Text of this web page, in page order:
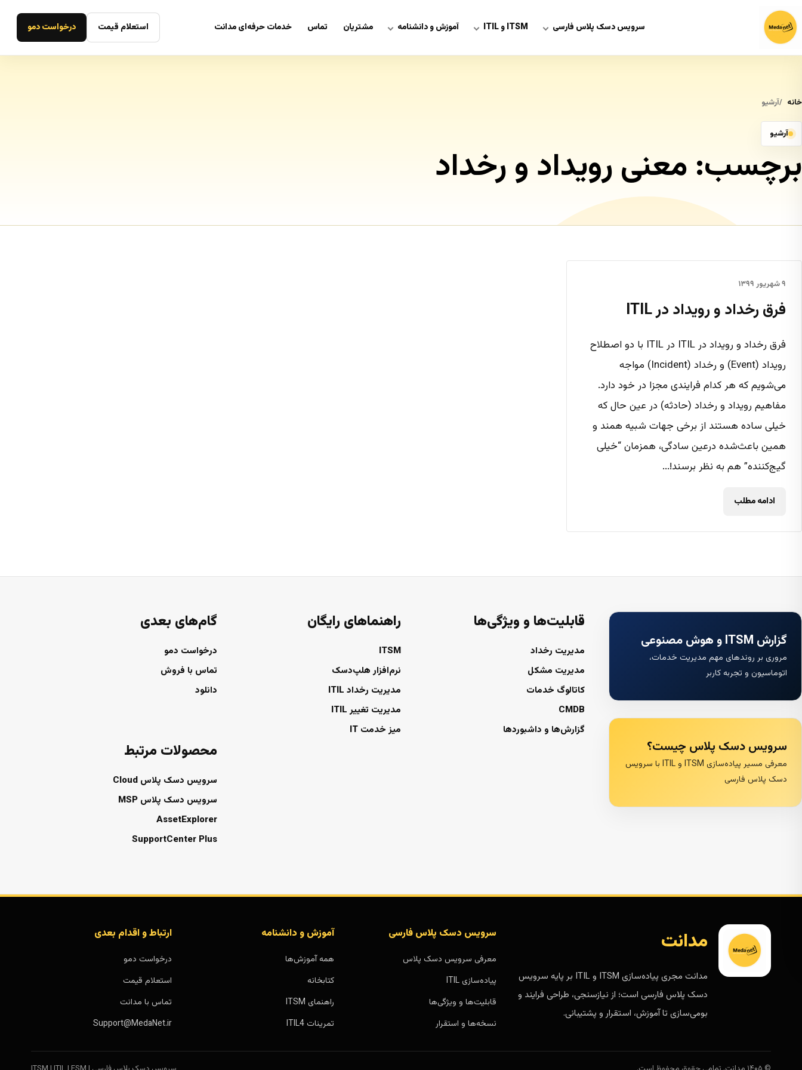
سرویس دسک پلاس فارسی ITSM و ITIL آموزش و دانشنامه مشتریان تماس خدمات حرفه‌ای مدانت استعلام قیمت درخواست دمو
خانه آرشیو
آرشیو
برچسب: معنی رویداد و رخداد
۹ شهریور ۱۳۹۹
فرق رخداد و رویداد در ITIL
فرق رخداد و رویداد در ITIL در ITIL با دو اصطلاح
رویداد (Event) و رخداد (Incident) مواجه
می‌شویم که هر کدام فرایندی مجزا در خود دارد.
مفاهیم رویداد و رخداد (حادثه) در عین حال که
خیلی ساده‌ هستند از برخی جهات شبیه همند و
همین باعث‌شده درعین سادگی، همزمان “خیلی
گیج‌کننده” هم به نظر برسند!...
ادامه مطلب
گزارش ITSM و هوش مصنوعی
مروری بر روندهای مهم مدیریت خدمات،
اتوماسیون و تجربه کاربر
سرویس دسک پلاس چیست؟
معرفی مسیر پیاده‌سازی ITSM و ITIL با سرویس
دسک پلاس فارسی
قابلیت‌ها و ویژگی‌ها
مدیریت رخداد
مدیریت مشکل
کاتالوگ خدمات
CMDB
گزارش‌ها و داشبوردها
راهنماهای رایگان
ITSM
نرم‌افزار هلپ‌دسک
مدیریت رخداد ITIL
مدیریت تغییر ITIL
میز خدمت IT
گام‌های بعدی
درخواست دمو
تماس با فروش
دانلود
محصولات مرتبط
سرویس دسک پلاس Cloud
سرویس دسک پلاس MSP
AssetExplorer
SupportCenter Plus
مدانت
مدانت مجری پیاده‌سازی ITSM و ITIL بر پایه سرویس
دسک پلاس فارسی است؛ از نیازسنجی، طراحی فرایند و
بومی‌سازی تا آموزش، استقرار و پشتیبانی.
سرویس دسک پلاس فارسی
معرفی سرویس دسک پلاس
پیاده‌سازی ITIL
قابلیت‌ها و ویژگی‌ها
نسخه‌ها و استقرار
آموزش و دانشنامه
همه آموزش‌ها
کتابخانه
راهنمای ITSM
تمرینات ITIL4
ارتباط و اقدام بعدی
درخواست دمو
استعلام قیمت
تماس با مدانت
Support@MedaNet.ir